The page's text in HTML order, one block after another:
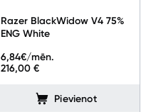
Razer BlackWidow V4 75%
ENG White
216,00 €
6,84€/mēn.
Pievienot